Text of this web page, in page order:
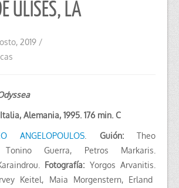
ULISES, LA
2019 /
Alemania, 1995. 176 min. C
ANGELOPOULOS Guión:Theo
Tonino Guerra, Petros Markaris.
Fotografía: Yorgos Arvanitis.
Keitel, Maia Morgenstern, Erland